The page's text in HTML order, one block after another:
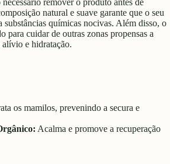
natural e suave garante que o seu
substâncias químicas nocivas. Além disso, o
para cuidar de outras zonas propensas a
e hidratação.
os mamilos, prevenindo a secura e
Acalma e promove a recuperação